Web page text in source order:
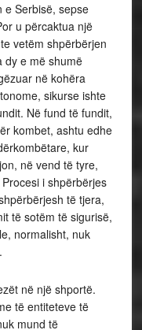
e Serbisë, sepse
u përcaktua një
vetëm shpërbërjen
dy e më shumë
në kohëra
sikurse ishte
Në fund të fundit,
kombet, ashtu edhe
kur
në vend të tyre,
i shpërbërjes
të tjera,
të sotëm të sigurisë,
normalisht, nuk
në një shportë.
të entiteteve të
mund të